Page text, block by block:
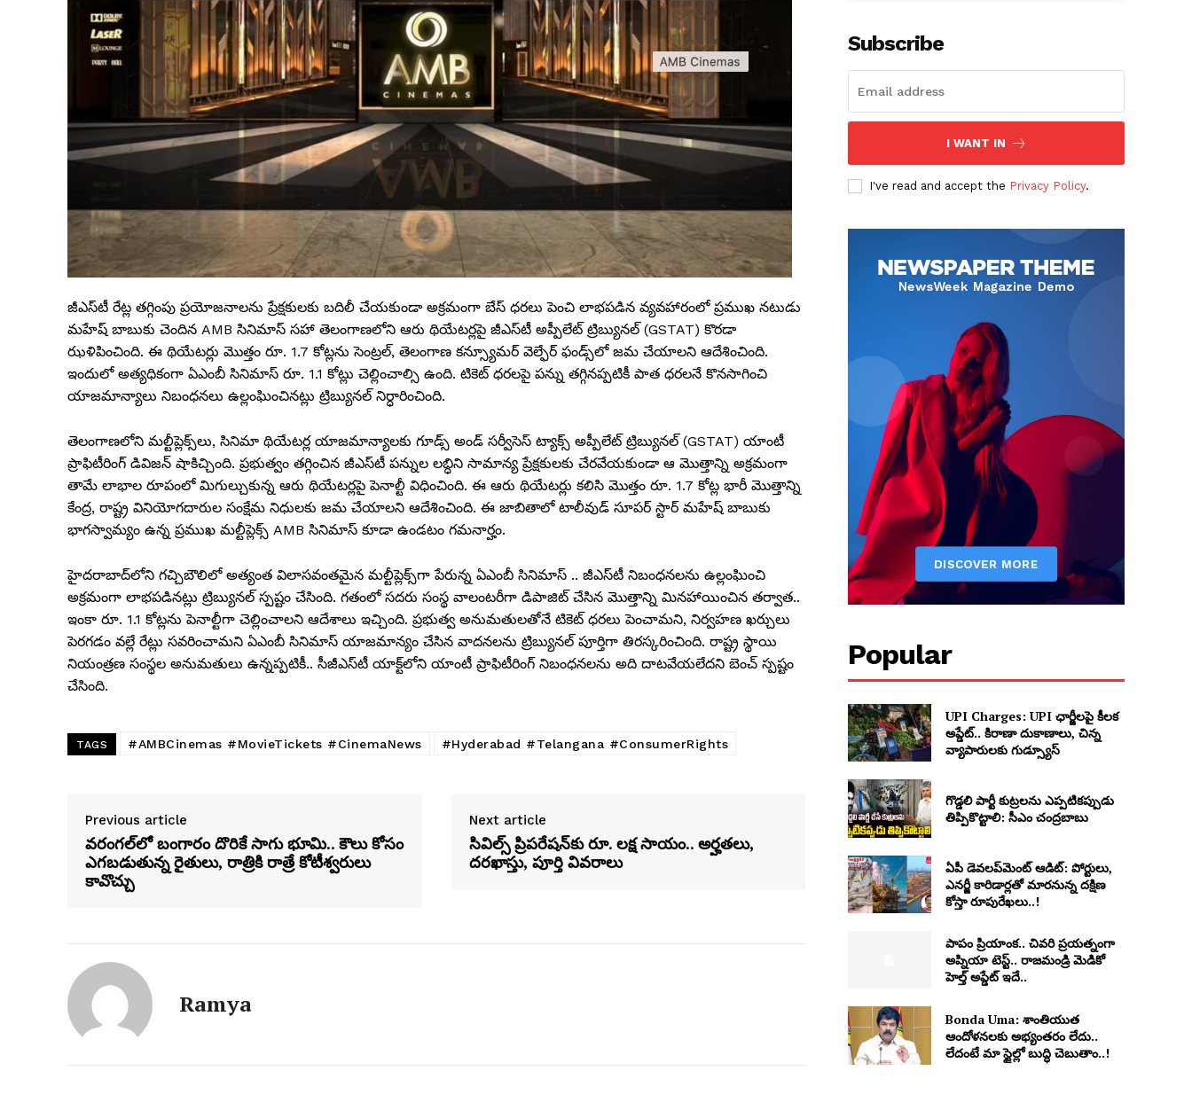
జీఎస్‌టీ రేట్ల తగ్గింపు ప్రయోజనాలను ప్రేక్షకులకు బదిలీ చేయకుండా అక్రమంగా బేస్ ధరలు పెంచి లాభపడిన వ్యవహారంలో ప్రముఖ నటుడు
మహేష్ బాబుకు చెందిన AMB సినిమాస్ సహా తెలంగాణలోని ఆరు థియేటర్లపై జీఎస్‌టీ అప్పీలేట్ ట్రిబ్యునల్ (GSTAT) కొరడా
ఝళిపించింది. ఈ థియేటర్లు మొత్తం రూ. 1.7 కోట్లను సెంట్రల్, తెలంగాణ కన్స్యూమర్ వెల్ఫేర్ ఫండ్స్‌లో జమ చేయాలని ఆదేశించింది.
ఇందులో అత్యధికంగా ఏఎంబీ సినిమాస్ రూ. 1.1 కోట్లు చెల్లించాల్సి ఉంది. టికెట్ ధరలపై పన్ను తగ్గినప్పటికీ పాత ధరలనే కొనసాగించి
యాజమాన్యాలు నిబంధనలు ఉల్లంఘించినట్లు ట్రిబ్యునల్ నిర్ధారించింది.
తెలంగాణలోని మల్టీప్లెక్స్‌లు, సినిమా థియేటర్ల యాజమాన్యాలకు గూడ్స్ అండ్ సర్వీసెస్ ట్యాక్స్ అప్పీలేట్ ట్రిబ్యునల్ (GSTAT) యాంటీ
ప్రాఫిటీరింగ్ డివిజన్ షాకిచ్చింది. ప్రభుత్వం తగ్గించిన జీఎస్‌టీ పన్నుల లబ్ధిని సామాన్య ప్రేక్షకులకు చేరవేయకుండా ఆ మొత్తాన్ని అక్రమంగా
తామే లాభాల రూపంలో మిగుల్చుకున్న ఆరు థియేటర్లపై పెనాల్టీ విధించింది. ఈ ఆరు థియేటర్లు కలిసి మొత్తం రూ. 1.7 కోట్ల భారీ మొత్తాన్ని
కేంద్ర, రాష్ట్ర వినియోగదారుల సంక్షేమ నిధులకు జమ చేయాలని ఆదేశించింది. ఈ జాబితాలో టాలీవుడ్ సూపర్ స్టార్ మహేష్ బాబుకు
భాగస్వామ్యం ఉన్న ప్రముఖ మల్టీప్లెక్స్ AMB సినిమాస్ కూడా ఉండటం గమనార్హం.
హైదరాబాద్‌లోని గచ్చిబౌలిలో అత్యంత విలాసవంతమైన మల్టీప్లెక్స్‌గా పేరున్న ఏఎంబీ సినిమాస్ .. జీఎస్‌టీ నిబంధనలను ఉల్లంఘించి
అక్రమంగా లాభపడినట్లు ట్రిబ్యునల్ స్పష్టం చేసింది. గతంలో సదరు సంస్థ వాలంటరీగా డిపాజిట్ చేసిన మొత్తాన్ని మినహాయించిన తర్వాత..
ఇంకా రూ. 1.1 కోట్లను పెనాల్టీగా చెల్లించాలని ఆదేశాలు ఇచ్చింది. ప్రభుత్వ అనుమతులతోనే టికెట్ ధరలు పెంచామని, నిర్వహణ ఖర్చులు
పెరగడం వల్లే రేట్లు సవరించామని ఏఎంబీ సినిమాస్ యాజమాన్యం చేసిన వాదనలను ట్రిబ్యునల్ పూర్తిగా తిరస్కరించింది. రాష్ట్ర స్థాయి
నియంత్రణ సంస్థల అనుమతులు ఉన్నప్పటికీ.. సీజీఎస్‌టీ యాక్ట్‌లోని యాంటీ ప్రాఫిటీరింగ్ నిబంధనలను అది దాటవేయలేదని బెంచ్ స్పష్టం
చేసింది.
TAGS #AMBCinemas #MovieTickets #CinemaNews #Hyderabad #Telangana #ConsumerRights
Previous article
వరంగల్‌లో బంగారం దొరికే సాగు భూమి.. కౌలు కోసం
ఎగబడుతున్న రైతులు, రాత్రికి రాత్రే కోటీశ్వరులు
కావొచ్చు
Next article
సివిల్స్ ప్రిపరేషన్‌కు రూ. లక్ష సాయం.. అర్హతలు,
దరఖాస్తు, పూర్తి వివరాలు
Ramya
Subscribe
I WANT IN
I've read and accept the Privacy Policy.
Popular
UPI Charges: UPI ఛార్జీలపై కీలక
అప్డేట్.. కిరాణా దుకాణాలు, చిన్న
వ్యాపారులకు గుడ్స్యూస్
గొడ్డలి పార్టీ కుట్రలను ఎప్పటికప్పుడు
తిప్పికొట్టాలి: సీఎం చంద్రబాబు
ఏపీ డెవలప్‌మెంట్ ఆడిట్: పోర్టులు,
ఎనర్జీ కారిడార్లతో మారనున్న దక్షిణ
కోస్తా రూపురేఖలు..!
పాపం ప్రియాంక.. చివరి ప్రయత్నంగా
అప్నియా టెస్ట్.. రాజమండ్రి మెడికో
హెల్త్ అప్డేట్ ఇదే..
Bonda Uma: శాంతియుత
ఆందోళనలకు అభ్యంతరం లేదు..
లేదంటే మా స్టైల్లో బుద్ధి చెబుతాం..!